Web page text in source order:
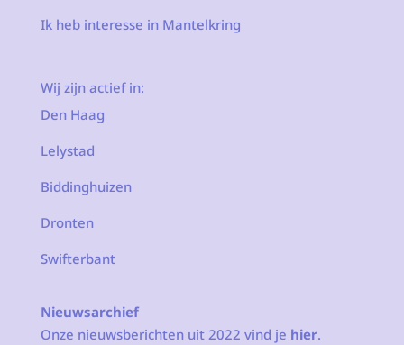
Ik heb interesse in Mantelkring
Wij zijn actief in:
Den Haag
Lelystad
Biddinghuizen
Dronten
Swifterbant
Nieuwsarchief
Onze nieuwsberichten uit 2022 vind je hier.